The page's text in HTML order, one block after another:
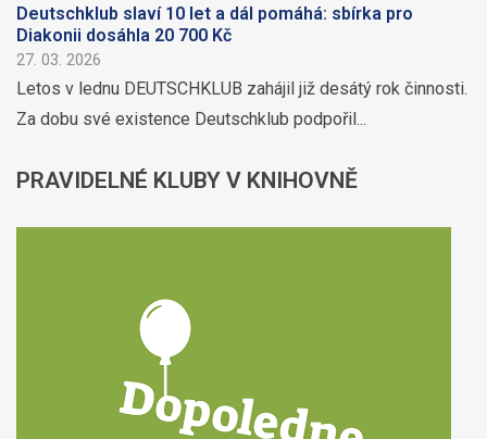
Deutschklub slaví 10 let a dál pomáhá: sbírka pro
Diakonii dosáhla 20 700 Kč
27. 03. 2026
Letos v lednu DEUTSCHKLUB zahájil již desátý rok činnosti.
Za dobu své existence Deutschklub podpořil...
PRAVIDELNÉ KLUBY V KNIHOVNĚ